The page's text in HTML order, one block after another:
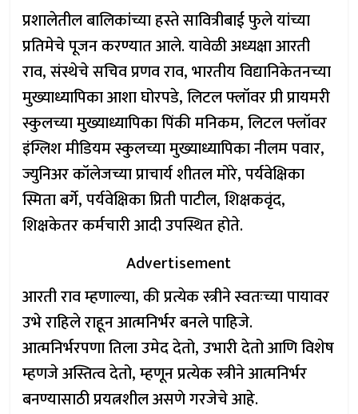
प्रशालेतील बालिकांच्या हस्ते सावित्रीबाई फुले यांच्या
प्रतिमेचे पूजन करण्यात आले. यावेळी अध्यक्षा आरती
राव, संस्थेचे सचिव प्रणव राव, भारतीय विद्यानिकेतनच्या
मुख्याध्यापिका आशा घोरपडे, लिटल फ्लॉवर प्री प्रायमरी
स्कुलच्या मुख्याध्यापिका पिंकी मनिकम, लिटल फ्लॉवर
इंग्लिश मीडियम स्कुलच्या मुख्याध्यापिका नीलम पवार,
ज्युनिअर कॉलेजच्या प्राचार्य शीतल मोरे, पर्यवेक्षिका
स्मिता बर्गे, पर्यवेक्षिका प्रिती पाटील, शिक्षकवृंद,
शिक्षकेतर कर्मचारी आदी उपस्थित होते.
Advertisement
आरती राव म्हणाल्या, की प्रत्येक स्त्रीने स्वतःच्या पायावर
उभे राहिले राहून आत्मनिर्भर बनले पाहिजे.
आत्मनिर्भरपणा तिला उमेद देतो, उभारी देतो आणि विशेष
म्हणजे अस्तित्व देतो, म्हणून प्रत्येक स्त्रीने आत्मनिर्भर
बनण्यासाठी प्रयत्नशील असणे गरजेचे आहे.